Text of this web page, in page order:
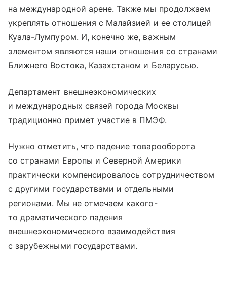
на международной арене. Также мы продолжаем
укреплять отношения с Малайзией и ее столицей
Куала-Лумпуром. И, конечно же, важным
элементом являются наши отношения со странами
Ближнего Востока, Казахстаном и Беларусью.
Департамент внешнеэкономических
и международных связей города Москвы
традиционно примет участие в ПМЭФ.
Нужно отметить, что падение товарооборота
со странами Европы и Северной Америки
практически компенсировалось сотрудничеством
с другими государствами и отдельными
регионами. Мы не отмечаем какого-
то драматического падения
внешнеэкономического взаимодействия
с зарубежными государствами.